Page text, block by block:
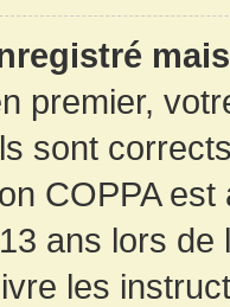
premier,
sont
COPPA
ans lors de
les